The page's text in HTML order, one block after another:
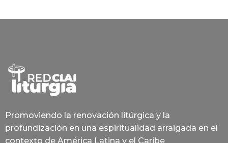
Promoviendo la renovación litúrgica y la
profundización en una espiritualidad arraigada en el
contexto de América Latina y el Caribe